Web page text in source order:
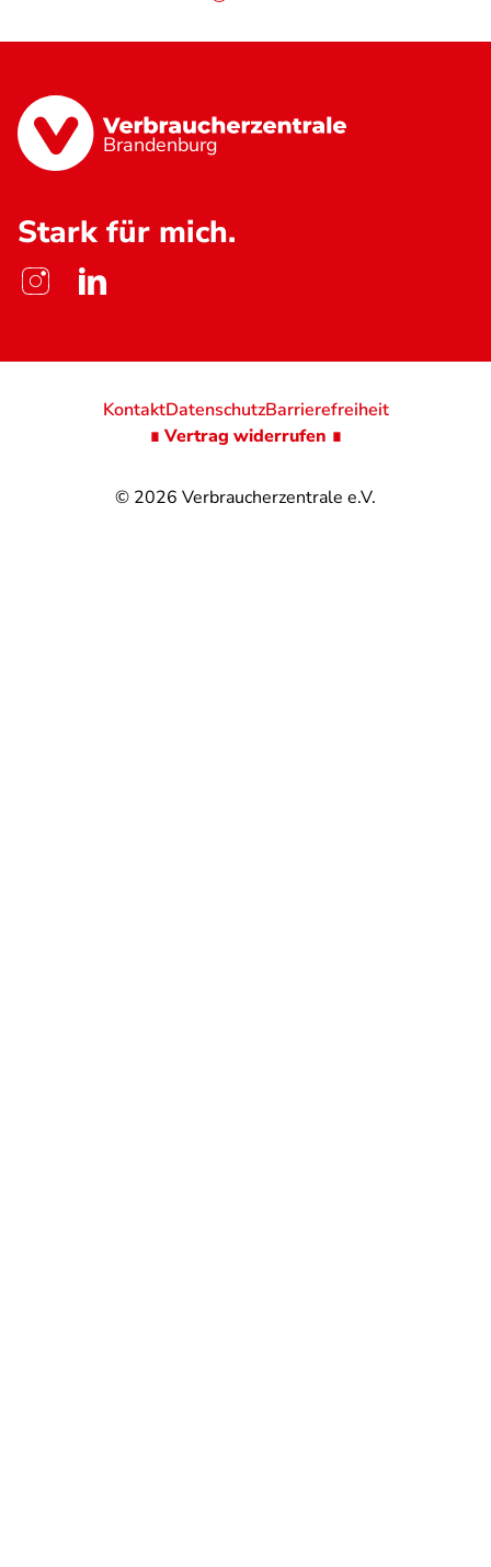
Brandenburg
Stark für mich.
© 2026 Verbraucherzentrale e.V.
KontaktDatenschutzBarrierefreiheit
∎ Vertrag widerrufen ∎